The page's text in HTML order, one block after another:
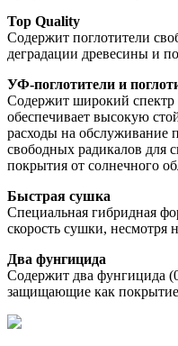
Top Quality
Содержит поглотители
деградации древесины и
УФ-поглотители и
Содержит широкий спектр
обеспечивает высокую
расходы на обслуживание
свободных радикалов для
покрытия от солнечного
Быстрая сушка
Специальная гибридная
скорость сушки, несмотря
Два фунгицида
Содержит два фунгицида
защищающие как